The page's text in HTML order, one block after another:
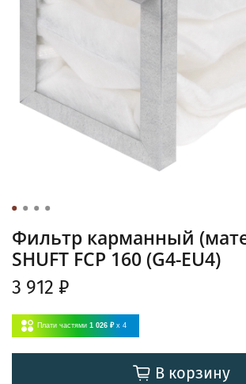
Фильтр карманный
SHUFT FCP 160 (G4-EU4)
3 912 ₽
Плати частями 1 026 ₽ x 4
В корзину